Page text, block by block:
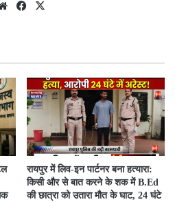
We
Fac
रायपुर में लिव-इन पार्टनर बना हत्यारा:
किसी और से बात करने के शक में B.Ed
की छात्रा को उतारा मौत के घाट, 24 घंटे